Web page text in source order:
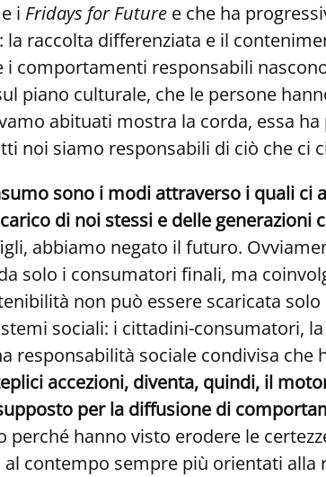
i Fridays for Future e che ha
raccolta differenziata e il
comportamenti responsabili
piano culturale, che le persone
abituati mostra la corda, essa
noi siamo responsabili di ciò che ci
sono i modi attraverso i quali
di noi stessi e delle generazioni
abbiamo negato il futuro.
solo i consumatori finali, ma
non può essere scaricata
sociali: i cittadini-consumatori,
responsabilità sociale condivisa
accezioni, diventa, quindi, il
per la diffusione di
hanno visto erodere le
contempo sempre più orientati alla